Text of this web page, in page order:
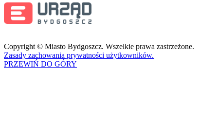
Copyright © Miasto Bydgoszcz. Wszelkie prawa zastrzeżone.
Zasady zachowania prywatności użytkowników.
PRZEWIŃ DO GÓRY